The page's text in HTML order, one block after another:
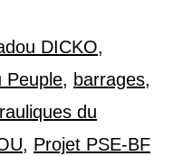
DICKO,
Peuple, barrages,
du
, Projet PSE-BF